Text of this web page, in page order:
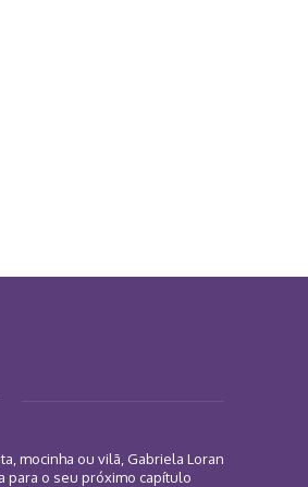
mocinha ou vilã, Gabriela Loran
para o seu próximo capítulo